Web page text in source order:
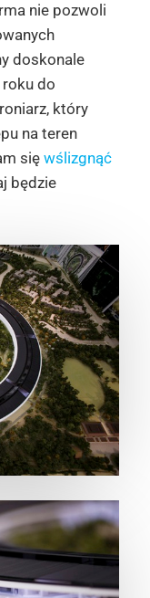
nie pozwoli
doskonale
do
który
na teren
się wślizgnąć
będzie